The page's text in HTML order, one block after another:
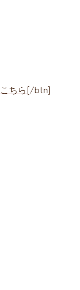
ちら[/btn]